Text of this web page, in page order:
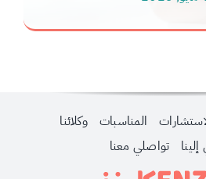
المناسبات
وكلائنا
تواصلي معنا